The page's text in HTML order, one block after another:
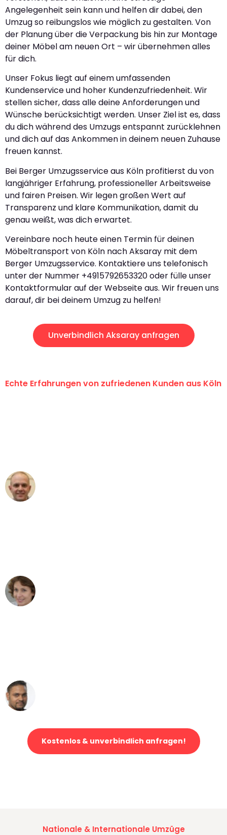
Angelegenheit sein kann und helfen dir dabei, den
Umzug so reibungslos wie möglich zu gestalten. Von
der Planung über die Verpackung bis hin zur Montage
deiner Möbel am neuen Ort – wir übernehmen alles
für dich.
Unser Fokus liegt auf einem umfassenden
Kundenservice und hoher Kundenzufriedenheit. Wir
stellen sicher, dass alle deine Anforderungen und
Wünsche berücksichtigt werden. Unser Ziel ist es, dass
du dich während des Umzugs entspannt zurücklehnen
und dich auf das Ankommen in deinem neuen Zuhause
freuen kannst.
Bei Berger Umzugsservice aus Köln profitierst du von
langjähriger Erfahrung, professioneller Arbeitsweise
und fairen Preisen. Wir legen großen Wert auf
Transparenz und klare Kommunikation, damit du
genau weißt, was dich erwartet.
Vereinbare noch heute einen Termin für deinen
Möbeltransport von Köln nach Aksaray mit dem
Berger Umzugsservice. Kontaktiere uns telefonisch
unter der Nummer +4915792653320 oder fülle unser
Kontaktformular auf der Webseite aus. Wir freuen uns
darauf, dir bei deinem Umzug zu helfen!
Unverbindlich Aksaray anfragen
Echte Erfahrungen von zufriedenen Kunden aus Köln
Kostenlos & unverbindlich anfragen!
Nationale & Internationale Umzüge